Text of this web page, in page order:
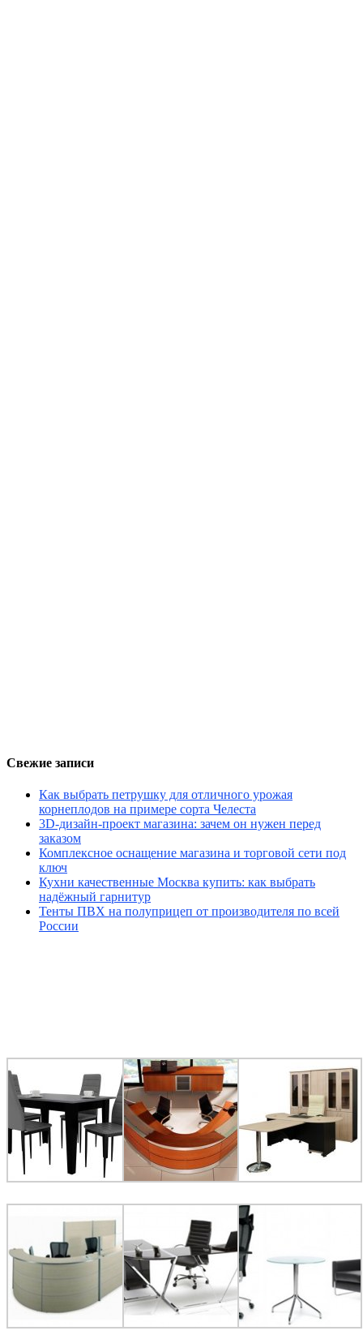
Свежие записи
Как выбрать петрушку для отличного урожая
корнеплодов на примере сорта Челеста
3D-дизайн-проект магазина: зачем он нужен перед
заказом
Комплексное оснащение магазина и торговой сети под
ключ
Кухни качественные Москва купить: как выбрать
надёжный гарнитур
Тенты ПВХ на полуприцеп от производителя по всей
России